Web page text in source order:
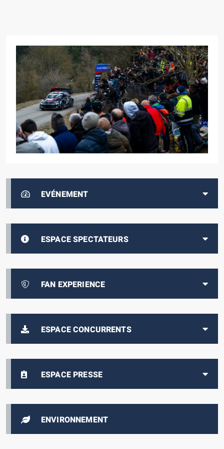
EVÉNEMENT
ESPACE SPECTATEURS
FAN EXPERIENCE
ESPACE CONCURRENTS
ESPACE PRESSE
ENVIRONNEMENT